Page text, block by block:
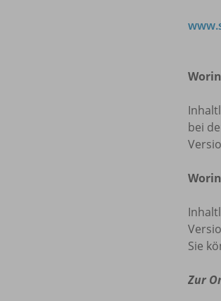
bei
Sie
Zur